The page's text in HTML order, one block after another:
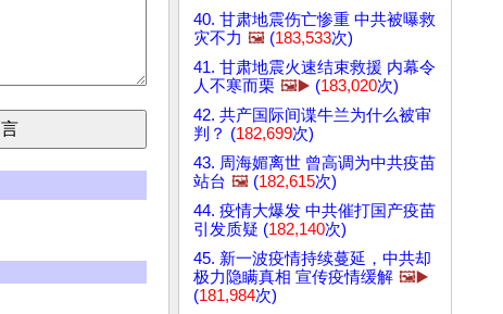
40. 甘肃地震伤亡惨重 中共被曝救
灾不力 🖼️ (183,533次)
41. 甘肃地震火速结束救援 内幕令
人不寒而栗 🖼️▶️ (183,020次)
42. 共产国际间谍牛兰为什么被审
判？ (182,699次)
43. 周海媚离世 曾高调为中共疫苗
站台 🖼️ (182,615次)
44. 疫情大爆发 中共催打国产疫苗
引发质疑 (182,140次)
45. 新一波疫情持续蔓延，中共却
极力隐瞒真相 宣传疫情缓解 🖼️▶️
(181,984次)